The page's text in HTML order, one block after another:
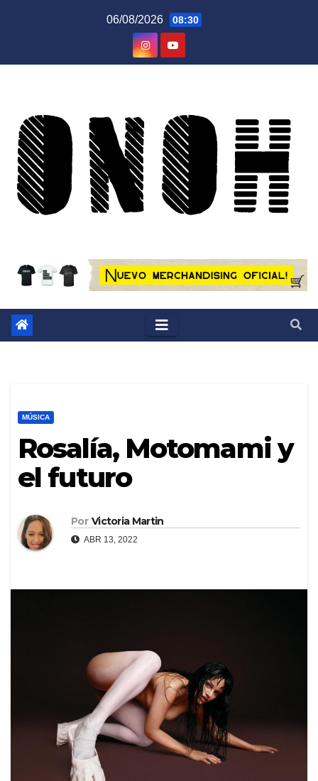
06/08/2026 08:30
MÚSICA
Rosalía, Motomami y
el futuro
Por Victoria Martin
ABR 13, 2022